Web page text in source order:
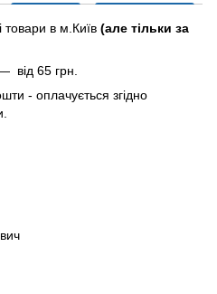
товари в м.Київ (але тільки за
від 65 грн.
- оплачується згідно